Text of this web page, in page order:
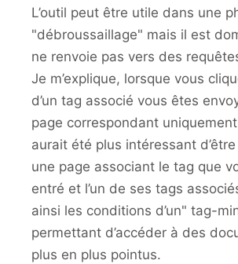
L’outil peut être utile dans une
"débroussaillage" mais il est
ne renvoie pas vers des
Je m’explique, lorsque vous
d’un tag associé vous êtes
page correspondant
aurait été plus intéressant
une page associant le tag que
entré et l’un de ses tags
ainsi les conditions d’un" tag-
permettant d’accéder à des
plus en plus pointus.